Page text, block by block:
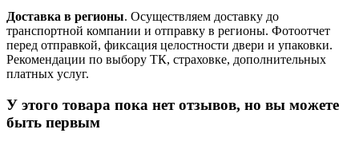
Доставка в регионы. Осуществляем доставку до
транспортной компании и отправку в регионы. Фотоотчет
перед отправкой, фиксация целостности двери и упаковки.
Рекомендации по выбору ТК, страховке, дополнительных
платных услуг.
У этого товара пока нет отзывов, но вы можете
быть первым